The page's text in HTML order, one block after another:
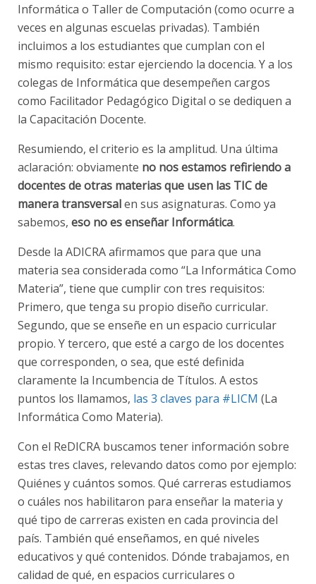
Informática o Taller de Computación (como ocurre a
veces en algunas escuelas privadas). También
incluimos a los estudiantes que cumplan con el
mismo requisito: estar ejerciendo la docencia. Y a los
colegas de Informática que desempeñen cargos
como Facilitador Pedagógico Digital o se dediquen a
la Capacitación Docente.
Resumiendo, el criterio es la amplitud. Una última
aclaración: obviamente no nos estamos refiriendo a
docentes de otras materias que usen las TIC de
manera transversalen sus asignaturas. Como ya
sabemos, eso no es enseñar Informática.
Desde la ADICRA afirmamos que para que una
materia sea considerada como “La Informática Como
Materia”, tiene que cumplir con tres requisitos:
Primero, que tenga su propio diseño curricular.
Segundo, que se enseñe en un espacio curricular
propio. Y tercero, que esté a cargo de los docentes
que corresponden, o sea, que esté definida
claramente la Incumbencia de Títulos. A estos
puntos los llamamos, las 3 claves para #LICM (La
Informática Como Materia).
Con el ReDICRA buscamos tener información sobre
estas tres claves, relevando datos como por ejemplo:
Quiénes y cuántos somos. Qué carreras estudiamos
o cuáles nos habilitaron para enseñar la materia y
qué tipo de carreras existen en cada provincia del
país. También qué enseñamos, en qué niveles
educativos y qué contenidos. Dónde trabajamos, en
calidad de qué, en espacios curriculares o